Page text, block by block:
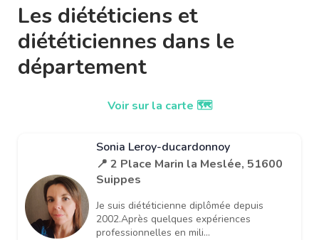
Les diététiciens et
diététiciennes dans le
département
Voir sur la carte 🗺️
Sonia Leroy-ducardonnoy
📍 2 Place Marin la Meslée, 51600
Suippes
Je suis diététicienne diplômée depuis
2002.Après quelques expériences
professionnelles en mili...